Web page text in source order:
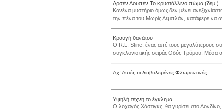
Αρσέν Λουπέν Το κρυστάλλινο πώμα (δεμ.)
Κανένα μυστήριο όμως δεν μένει
την πένα του Μωρίς Λεμπλάν, κατάφερε να
Κραυγή θανάτου
Ο R.L. Stine, ένας από τους μεγαλύτερους
συγκλονιστικής σειράς Οδός Τρόμου. Μέσα
Αχ! Αυτές οι διαβολεμένες Φλωρεντινές
Υψηλή τέχνη το έγκλημα
Ο λοχαγός Χάστιγκς, θα γυρίσει στο